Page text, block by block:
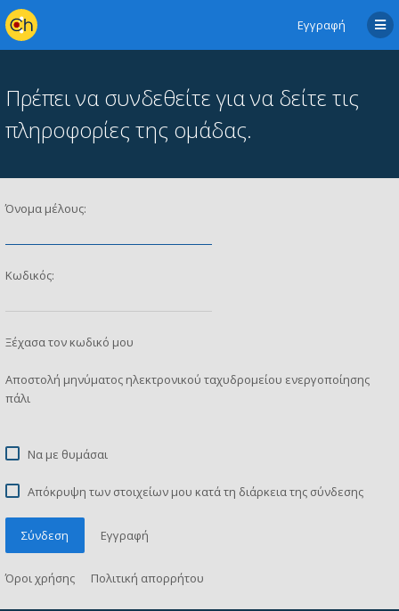
Εγγραφή
Πρέπει να συνδεθείτε για να δείτε τις
πληροφορίες της ομάδας.
Όνομα μέλους:
Κωδικός:
Ξέχασα τον κωδικό μου
Αποστολή μηνύματος ηλεκτρονικού ταχυδρομείου ενεργοποίησης
πάλι
Να με θυμάσαι
Απόκρυψη των στοιχείων μου κατά τη διάρκεια της σύνδεσης
Σύνδεση Εγγραφή
Όροι χρήσης Πολιτική απορρήτου